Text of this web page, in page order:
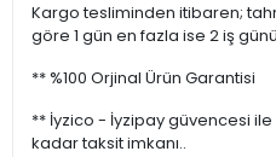
Kargo tesliminden itibaren;
göre 1 gün en fazla ise 2 iş
** %100 Orjinal Ürün Garantisi
** İyzico - İyzipay güvencesi ile
kadar taksit imkanı..